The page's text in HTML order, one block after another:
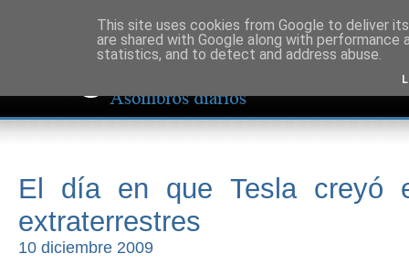
El día en que Tesla creyó
extraterrestres
10 diciembre 2009
This site uses cookies from Google to deliver
are shared with Google along with
statistics, and to detect and address abuse.